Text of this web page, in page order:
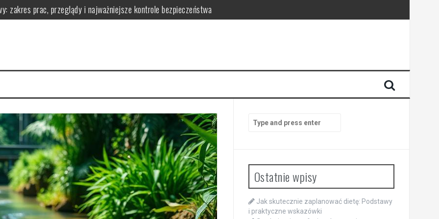
zakres prac, przeglądy i najważniejsze kontrole bezpieczeństwa
zarządzać dla zdrowia
zdrowotnymi
for:
Ostatnie wpisy
Jak skutecznie zaplanować dietę: Podstawy
i praktyczne wskazówki